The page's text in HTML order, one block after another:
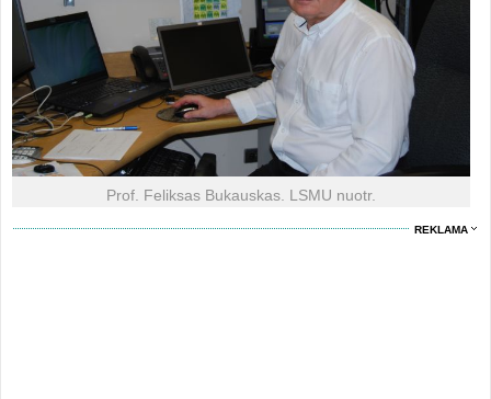
Prof. Feliksas Bukauskas. LSMU nuotr.
REKLAMA